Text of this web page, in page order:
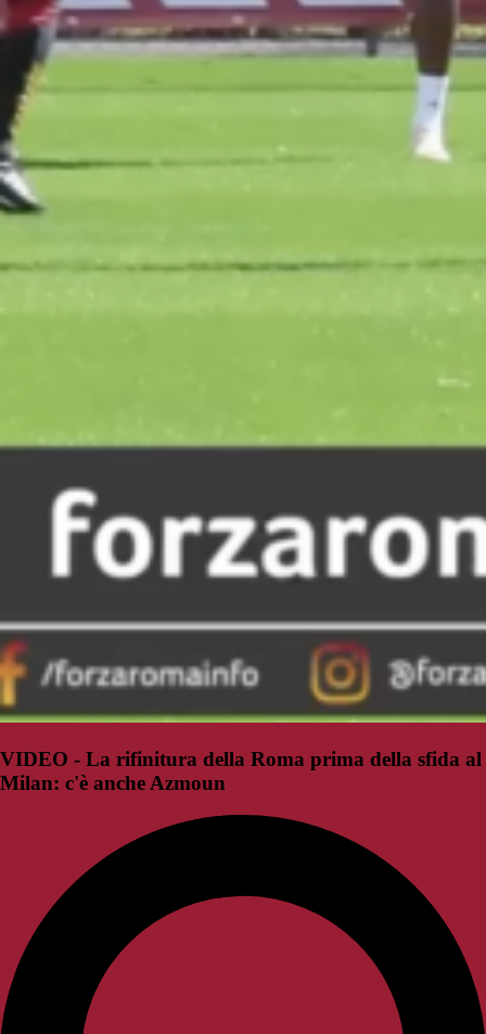
VIDEO - La rifinitura della Roma prima della sfida al
Milan: c'è anche Azmoun